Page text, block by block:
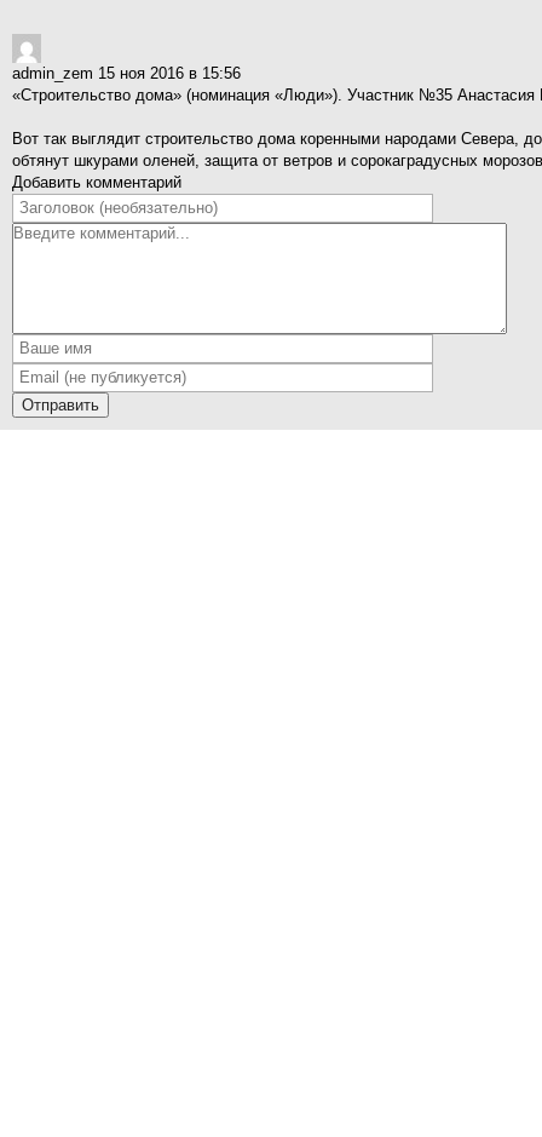
admin_zem 15 ноя 2016 в 15:56
«Строительство дома» (номинация «Люди»). Участник №35 Анастасия
Вот так выглядит строительство дома коренными народами Севера,
обтянут шкурами оленей, защита от ветров и сорокаградусных
Добавить комментарий
Отправить